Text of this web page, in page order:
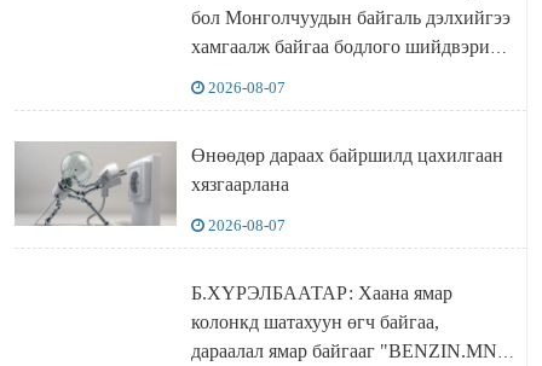
бол Монголчуудын байгаль дэлхийгээ
хамгаалж байгаа бодлого шийдвэрийг
2026-08-07
Өнөөдөр дараах байршилд цахилгаан
хязгаарлана
2026-08-07
Б.ХҮРЭЛБААТАР: Хаана ямар
колонкд шатахуун өгч байгаа,
дараалал ямар байгааг "BENZIN.MN”